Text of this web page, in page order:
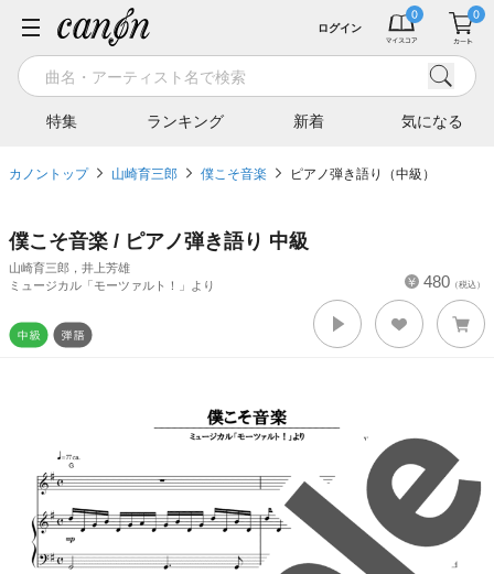
特集 ランキング 新着 気になる
ログイン
カノントップ 山崎育三郎 僕こそ音楽 ピアノ弾き語り（中級）
僕こそ音楽 / ピアノ弾き語り 中級
山崎育三郎，井上芳雄
ミュージカル「モーツァルト！」より
480 （税込）